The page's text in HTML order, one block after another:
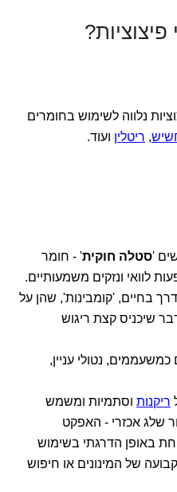
נלווה לשימוש בחומרים
, ריטלין ועוד.
'סטלה חוקית' - חומר
לוואי ונזקים משמעותיים.
בחיים, 'קומבינות', שהן על
שיכניס קצת ריגוש
נטולי עניין,
ריקנות וסתמיות ומשמש
שלג אכזרי - האפקט
באופן הדרגתי בשימוש
של המינונים או חיפוש